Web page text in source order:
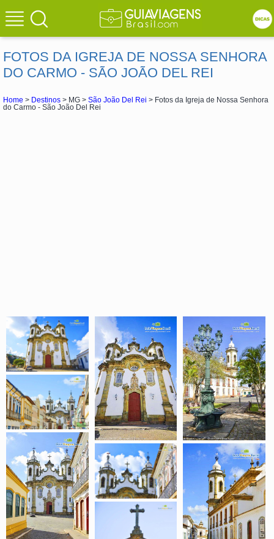
FOTOS DA IGREJA DE NOSSA SENHORA
DO CARMO - SÃO JOÃO DEL REI
Home > Destinos > MG > São João Del Rei > Fotos da Igreja de Nossa Senhora
do Carmo - São João Del Rei